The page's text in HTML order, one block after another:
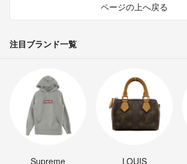
ページの上へ戻る
注目ブランド一覧
Supreme
LOUIS